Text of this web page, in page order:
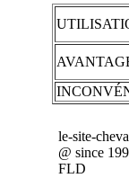
le-site-
@ since
FLD